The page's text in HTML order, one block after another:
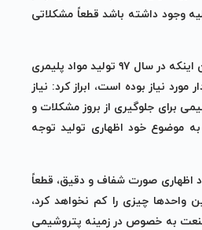
وجود داشته باشد قطعاً مشکلاتی
با بیان اینکه در سال ۹۷ تولید مواد پلیمری
مورد نیاز بوده است، ابراز کرد: نیاز
برای جلوگیری از بروز مشکلات و
موضوع خود اظهاری تولید توجه
اظهاری صورت شفاف و دقیق، قطعاً
واحدها چیزی را کم نخواهد کرد،
به خصوص در زمینه پتروشیمی